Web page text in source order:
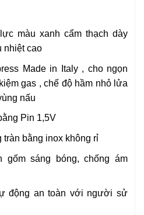
màu xanh cẩm thạch dày
nhiệt cao
Made in Italy , cho ngọn
gas , chế độ hầm nhỏ lửa
nấu
Pin 1,5V
bằng inox không rỉ
gốm sáng bóng, chống ám
động an toàn với người sử